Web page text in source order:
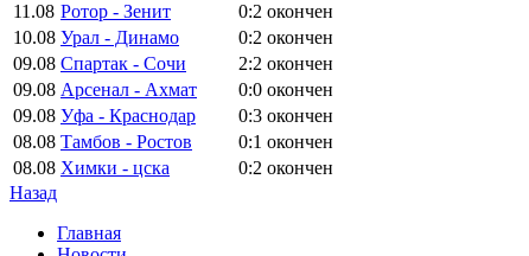
11.08 Ротор - Зенит 0:2 окончен
10.08 Урал - Динамо 0:2 окончен
09.08 Спартак - Сочи 2:2 окончен
09.08 Арсенал - Ахмат 0:0 окончен
09.08 Уфа - Краснодар 0:3 окончен
08.08 Тамбов - Ростов 0:1 окончен
08.08 Химки - цска 0:2 окончен
Назад
Главная